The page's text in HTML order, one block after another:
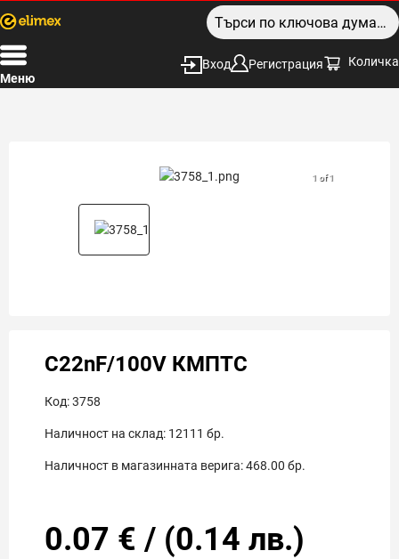
Меню
Вход Регистрация Количка
1 of 1
C22nF/100V КМПТС
Код:3758
Наличност на склад: 12111 бр.
Наличност в магазинната верига:468.00 бр.
0.07 € / (0.14 лв.)